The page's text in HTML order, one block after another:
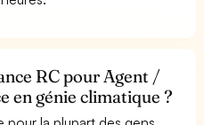
RC pour Agent /
en génie climatique ?